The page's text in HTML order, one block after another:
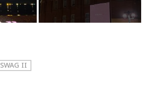
SWAG II